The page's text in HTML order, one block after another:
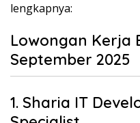
lengkapnya:
Lowongan Kerja
September 2025
1. Sharia IT